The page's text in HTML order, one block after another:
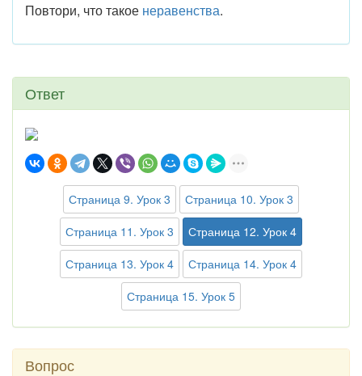
Повтори, что такое неравенства.
Ответ
Страница 9. Урок 3
Страница 10. Урок 3
Страница 11. Урок 3
Страница 12. Урок 4
Страница 13. Урок 4
Страница 14. Урок 4
Страница 15. Урок 5
Вопрос